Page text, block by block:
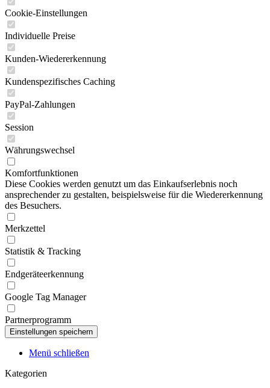
Cookie-Einstellungen
Individuelle Preise
Kunden-Wiedererkennung
Kundenspezifisches Caching
PayPal-Zahlungen
Session
Währungswechsel
Komfortfunktionen
Diese Cookies werden genutzt um das Einkaufserlebnis noch
ansprechender zu gestalten, beispielsweise für die Wiedererkennung
des Besuchers.
Merkzettel
Statistik & Tracking
Endgeräteerkennung
Google Tag Manager
Partnerprogramm
Menü schließen
Kategorien